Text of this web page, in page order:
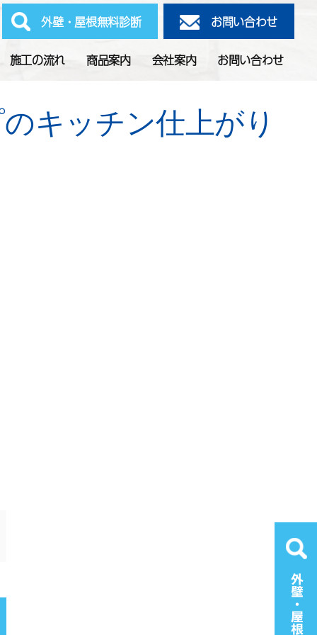
施工の流れ 商品案内 会社案内 お問い合わせ
外壁・屋根無料診断 お問い合わせ
キッチン仕上がり